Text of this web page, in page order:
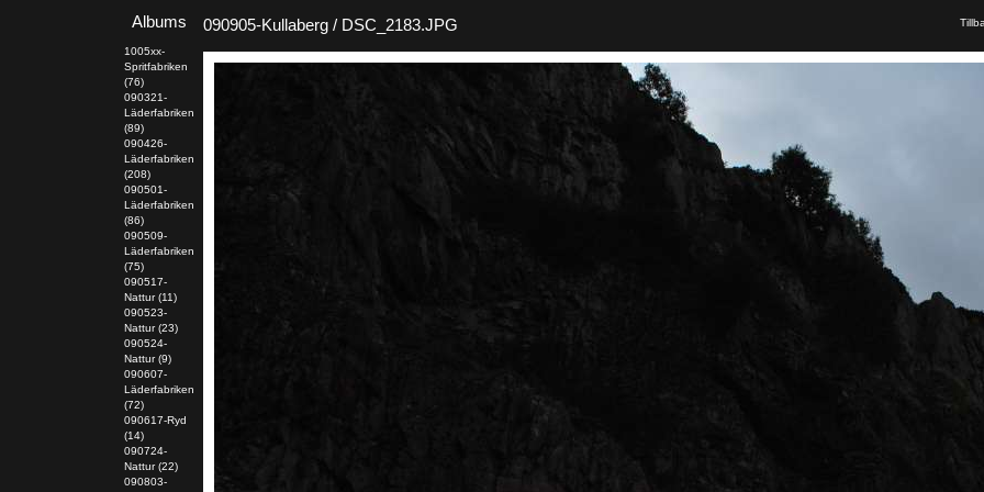
Albums
1005xx-
Spritfabriken
(76)
090321-
Läderfabriken
(89)
090426-
Läderfabriken
(208)
090501-
Läderfabriken
(86)
090509-
Läderfabriken
(75)
090517-
Nattur (11)
090523-
Nattur (23)
090524-
Nattur (9)
090607-
Läderfabriken
(72)
090617-Ryd
(14)
090724-
Nattur (22)
090803-
090905-Kullaberg / DSC_2183.JPG